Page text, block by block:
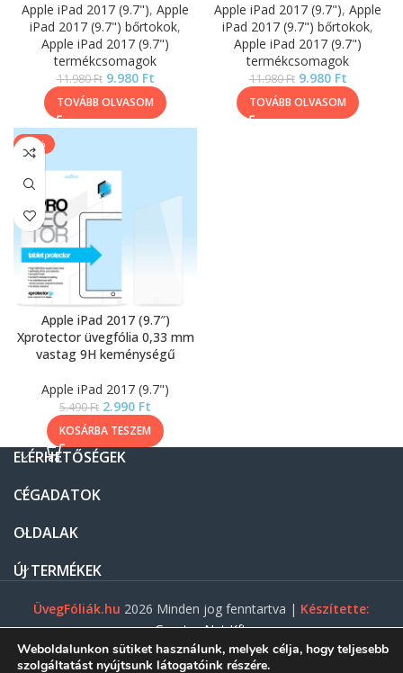
Apple iPad 2017 (9.7"), Apple
iPad 2017 (9.7") bőrtokok,
Apple iPad 2017 (9.7")
termékcsomagok
11.980Ft 9.980 Ft
TOVÁBB OLVASOM
Apple iPad 2017 (9.7"), Apple
iPad 2017 (9.7") bőrtokok,
Apple iPad 2017 (9.7")
termékcsomagok
11.980Ft 9.980 Ft
TOVÁBB OLVASOM
-46%
Apple iPad 2017 (9.7″)
Xprotector üvegfólia 0,33 mm
vastag 9H keménységű
Apple iPad 2017 (9.7")
5.490Ft 2.990 Ft
KOSÁRBA TESZEM
ELÉRHETŐSÉGEK
CÉGADATOK
OLDALAK
ÚJ TERMÉKEK
ÜvegFóliák.hu 2026 Minden jog fenntartva | Készítette:
Gasztro Net Kft.
Weboldalunkon sütiket használunk, melyek célja, hogy teljesebb
szolgáltatást nyújtsunk látogatóink részére.